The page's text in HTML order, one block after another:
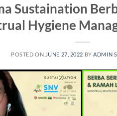
Sustaination
Hygiene
POSTED ON JUNE 27, 2022 BYADMIN